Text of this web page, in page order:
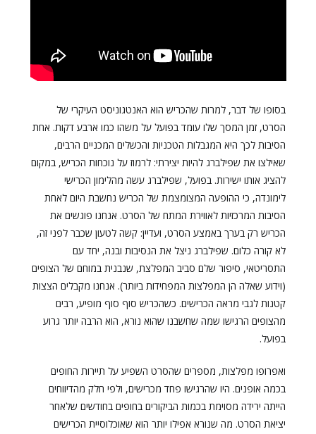
בסופו של דבר, למרות שהכריש הוא האנטגוניסט העיקרי של
הסרט, זמן המסך שלו עומד בפועל על משהו כמו ארבע דקות. אחת
הסיבות לכך היא המגבלות הטכניות והכשלים המכניים הרבים,
שאילצו את שפילברג להיות יצירתי: לרמוז על נוכחות הכריש, במקום
להציג אותו ישירות. בפועל, שפילברג עשה מהלימון הכרישי
לימונדה, כי ההופעה המצומצמת של הכריש נחשבת היום לאחת
הסיבות המרכזיות לאווירת המתח של הסרט. אנחנו פוגשים את
הכריש רק בערך באמצע הסרט, ועדיין: קשה לטעון שכבר לפני זה,
לא קורה כלום. שפילברג ניצל את הנסיבות ובנה, יחד עם
התסריטאי, סיפור שלם סביב המפלצת, שנבנית במוחם של הצופים
(וידוע שאלה הן המפלצות המפחידות ביותר). אנחנו מקבלים הצצות
קטנות לגבי מראה הכרישים. כשהכריש סוף סוף מופיע, רבים
מהצופים הרגישו שמה שחשבנו שהוא נורא, הוא הרבה יותר גרוע
בפועל.
ואפרופו מפלצות, מספרים שהסרט השפיע על תיירות החופים
בכמה אופנים. היו שהרגישו פחד מכרישים, ולפי חלק מהדיווחים
הייתה ירידה מסוימת בכמות הביקורים בחופים בחודשים שלאחר
יציאת הסרט. מה שנורא אפילו יותר הוא שאוכלוסיית הכרישים